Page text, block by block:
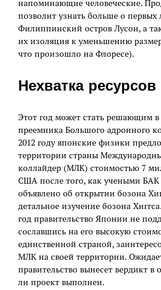
напоминающие человеческие.
позволит узнать больше о первых
Филиппинский остров Лусон, а
их изоляция к уменьшению
что произошло на Флоресе).
Нехватка ресурсов
Этот год может стать решающим
преемника Большого адронного
2012 году японские физики
территории страны
коллайдер (МЛК) стоимостью 7
США после того, как учеными
объявлено об открытии бозона
детальное изучение бозона
год правительство Японии не
сославшись на его высокую
единственной страной,
МЛК на своей территории.
правительство вынесет вердикт в
ли проект выполнен.